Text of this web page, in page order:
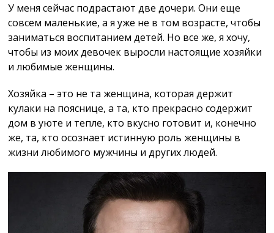
У меня сейчас подрастают две дочери. Они еще
совсем маленькие, а я уже не в том возрасте, чтобы
заниматься воспитанием детей. Но все же, я хочу,
чтобы из моих девочек выросли настоящие хозяйки
и любимые женщины.
Хозяйка – это не та женщина, которая держит
кулаки на пояснице, а та, кто прекрасно содержит
дом в уюте и тепле, кто вкусно готовит и, конечно
же, та, кто осознает истинную роль женщины в
жизни любимого мужчины и других людей.